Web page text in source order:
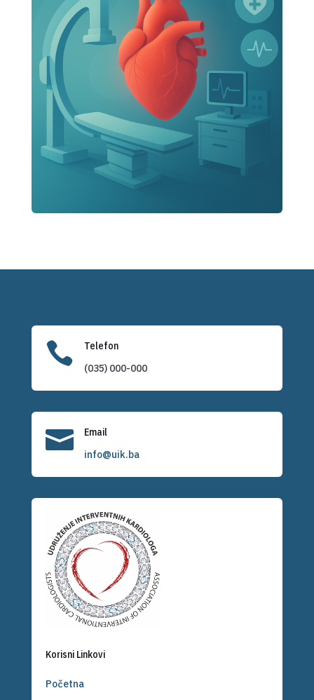

Telefon
(035) 000-000

Email
info@uik.ba
Korisni Linkovi
Početna